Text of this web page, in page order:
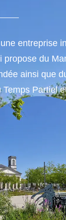
entreprise
du
ainsi que
Temps Partiel